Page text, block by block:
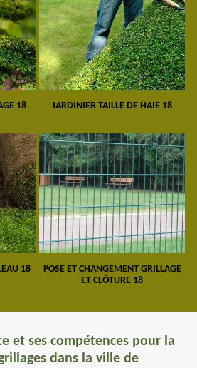
18 JARDINIER TAILLE DE HAIE 18
18
POSE ET CHANGEMENT GRILLAGE
ET CLÔTURE 18
et ses compétences pour la
dans la ville de